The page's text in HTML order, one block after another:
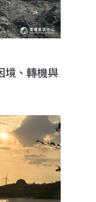
境、轉機與